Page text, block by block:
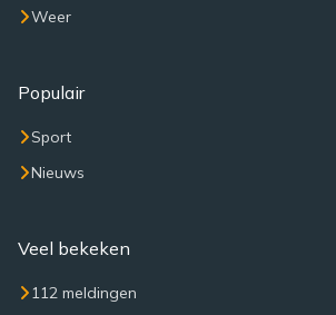
Weer
Populair
Sport
Nieuws
Veel bekeken
112 meldingen